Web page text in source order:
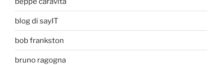
blog di sayIT
bob frankston
bruno ragogna